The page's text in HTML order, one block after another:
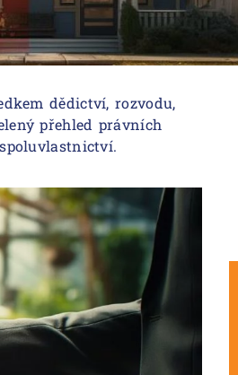
dědictví, rozvodu,
přehled právních